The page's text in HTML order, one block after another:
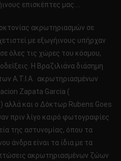
επισκέπτες μας….
ακρωτηριασμών σε
με εξωγήινους υπήρχαν
όλες τις χώρες του κόσμου,
Η Βραζιλιάνα διάσημη
Α.Τ.Ι.Α. ακρωτηριασμένων
Zapata Garcia (
αλλά και ο Δόκτωρ Rubens Goes
πριν λίγο καιρό φωτογραφίες
της αστυνομίας, όπου τα
άνδρα είναι τα ίδια με τα
ακρωτηριασμένων ζώων